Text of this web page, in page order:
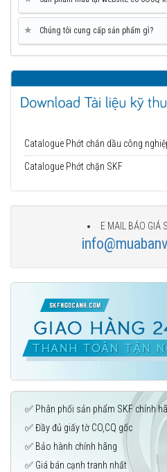
★ Chúng tôi cung cấp sản phẩm gì?
Catalogue Phớt chắn dầu công
Catalogue Phớt chặn SKF
E MAIL BÁO GIÁ
✅ Phân phối sản phẩm SKF chính
✅ Đầy đủ giấy tờ CO,CQ gốc
✅ Bảo hành chính hãng
✅ Giá bán cạnh tranh nhất